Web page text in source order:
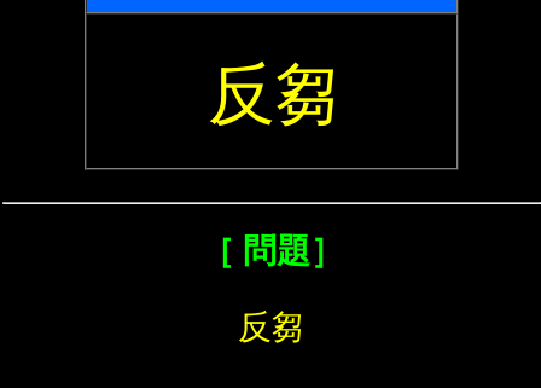
反芻
［ 問題］
反芻